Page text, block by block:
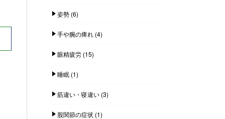
姿勢(6)
手や腕の痺れ(4)
眼精疲労(15)
睡眠(1)
筋違い・寝違い(3)
股関節の症状(1)